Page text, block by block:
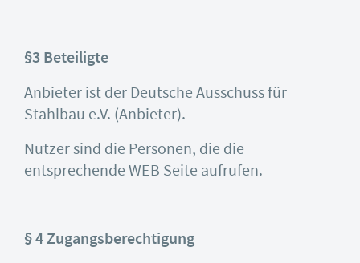
§3 Beteiligte
Anbieter ist der Deutsche Ausschuss für
Stahlbau e.V. (Anbieter).
Nutzer sind die Personen, die die
entsprechende WEB Seite aufrufen.
§ 4 Zugangsberechtigung